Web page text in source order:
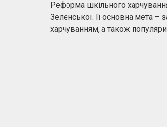
Реформа шкільного
Зеленської. Її основна мета –
харчуванням, а також